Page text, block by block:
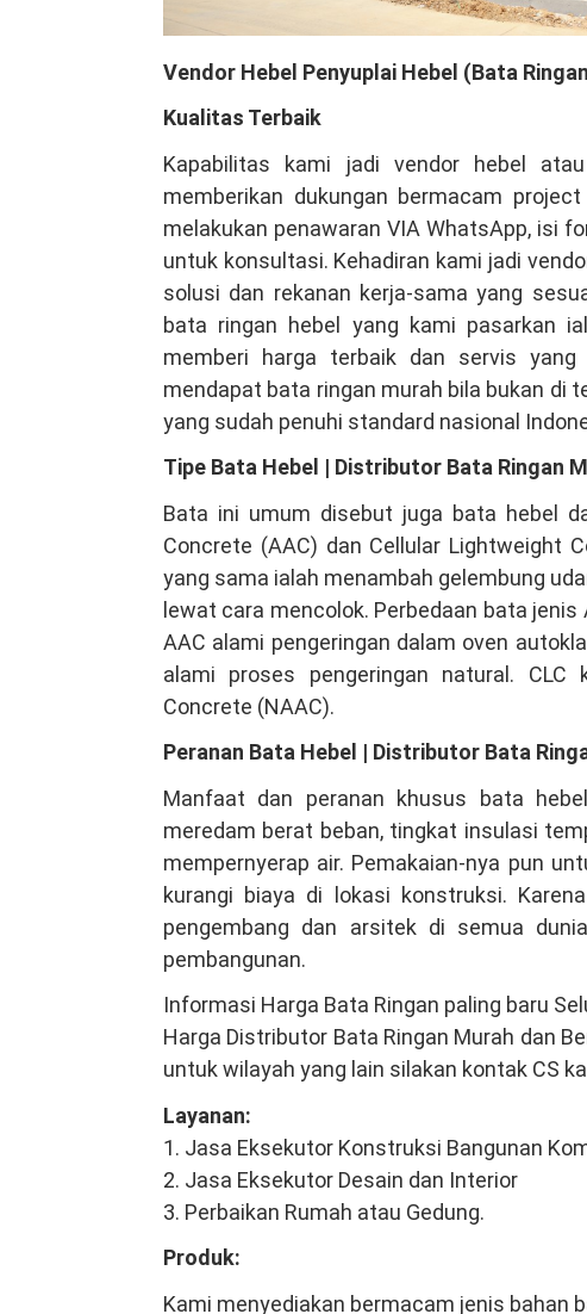
Vendor Hebel Penyuplai Hebel (Bata
Kualitas Terbaik
Kapabilitas kami jadi vendor hebel
memberikan dukungan bermacam
melakukan penawaran VIA WhatsApp, isi
untuk konsultasi. Kehadiran kami jadi
solusi dan rekanan kerja-sama yang
bata ringan hebel yang kami pasarkan
memberi harga terbaik dan servis
mendapat bata ringan murah bila bukan di
yang sudah penuhi standard nasional
Tipe Bata Hebel | Distributor Bata Ringan
Bata ini umum disebut juga bata hebel
Concrete (AAC) dan Cellular Lightweight
yang sama ialah menambah gelembung
lewat cara mencolok. Perbedaan bata jenis
AAC alami pengeringan dalam oven
alami proses pengeringan natural.
Concrete (NAAC).
Peranan Bata Hebel | Distributor Bata
Manfaat dan peranan khusus bata
meredam berat beban, tingkat insulasi
mempernyerap air. Pemakaian-nya pun
kurangi biaya di lokasi konstruksi.
pengembang dan arsitek di semua
pembangunan.
Informasi Harga Bata Ringan paling baru
Harga Distributor Bata Ringan Murah dan
untuk wilayah yang lain silakan kontak CS
Layanan:
1. Jasa Eksekutor Konstruksi Bangunan
2. Jasa Eksekutor Desain dan Interior
3. Perbaikan Rumah atau Gedung.
Produk:
Kami menyediakan bermacam jenis bahan